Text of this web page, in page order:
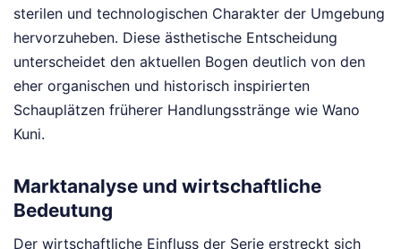
sterilen und technologischen Charakter der Umgebung
hervorzuheben. Diese ästhetische Entscheidung
unterscheidet den aktuellen Bogen deutlich von den
eher organischen und historisch inspirierten
Schauplätzen früherer Handlungsstränge wie Wano
Kuni.
Marktanalyse und wirtschaftliche
Bedeutung
Der wirtschaftliche Einfluss der Serie erstreckt sich